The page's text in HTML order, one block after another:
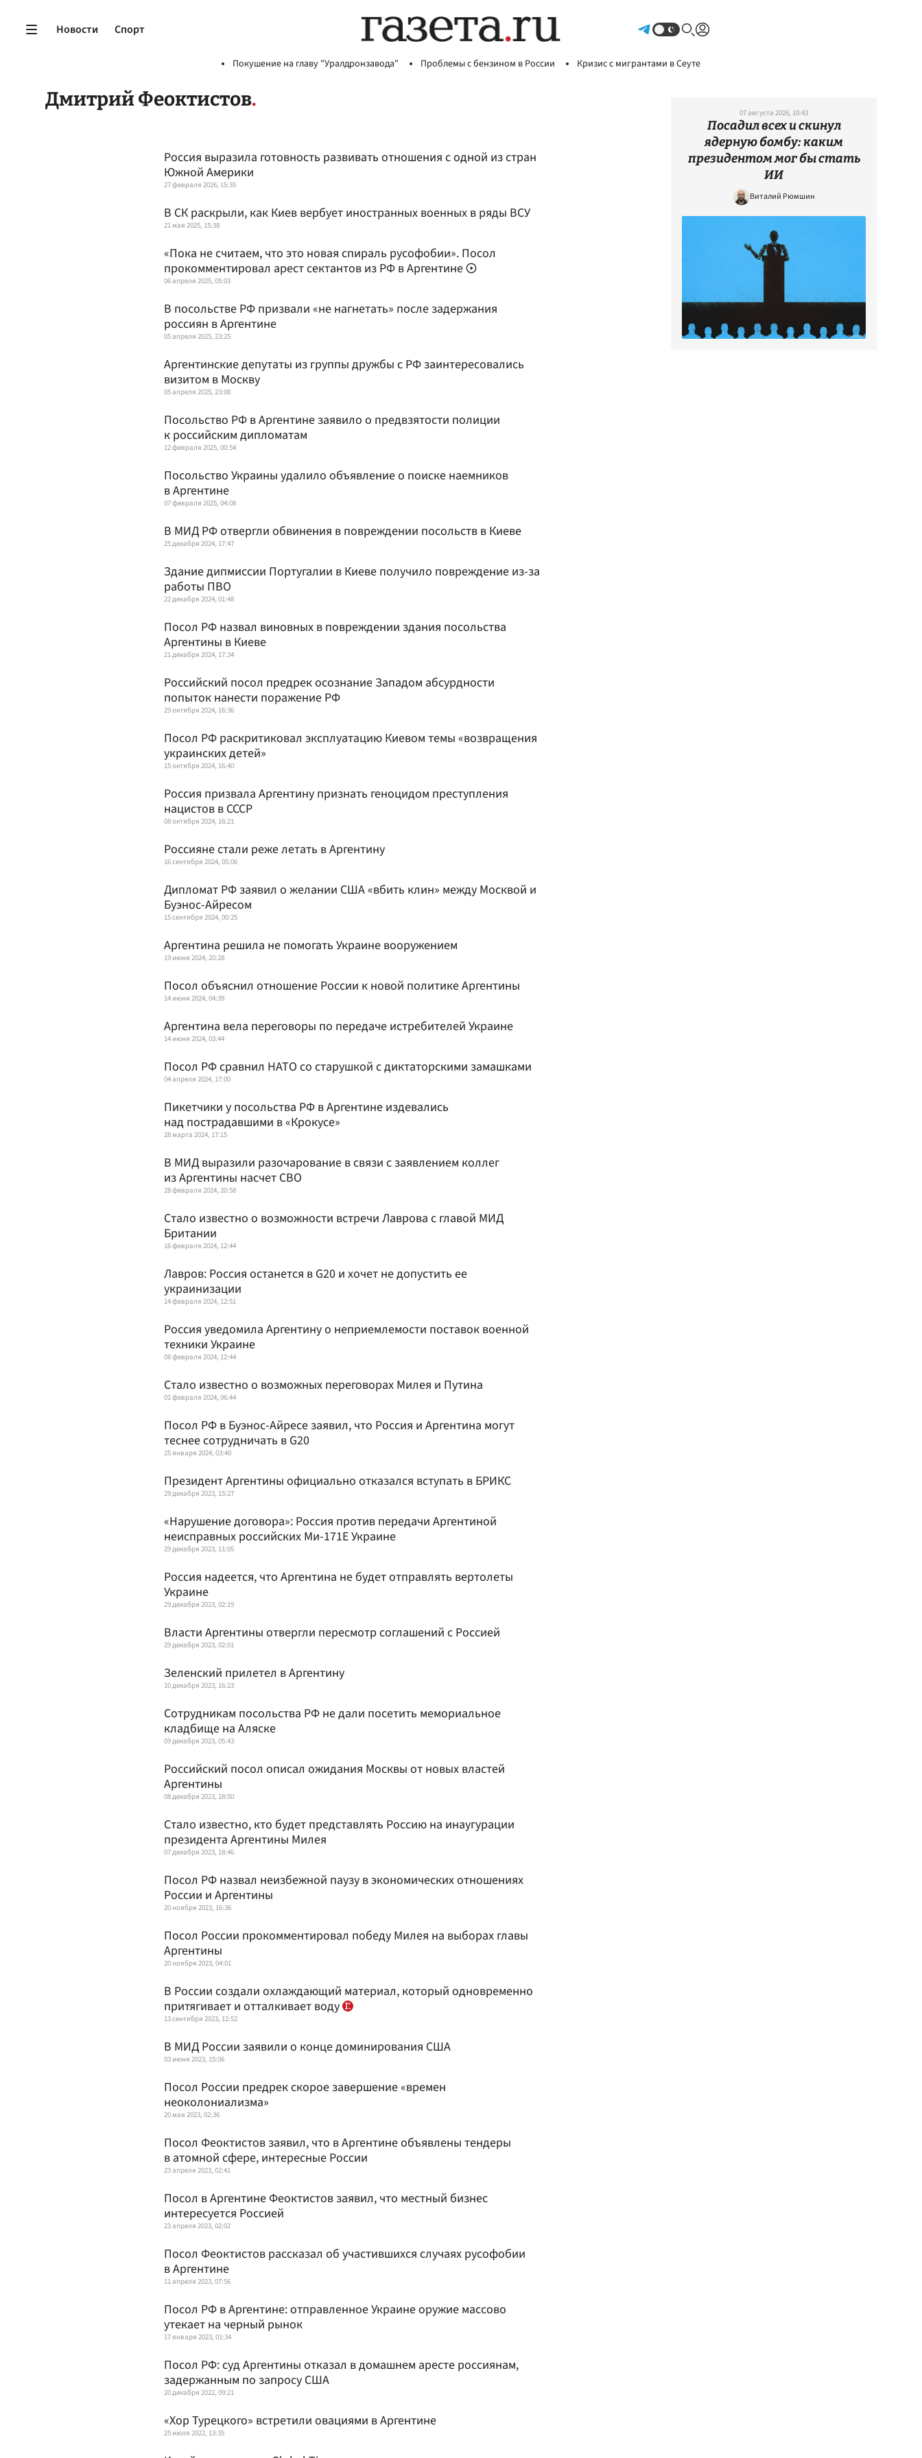
Новости Спорт
Покушение на главу "Уралдронзавода" Проблемы с бензином в России Кризис с мигрантами в Сеуте
Дмитрий Феоктистов
Россия выразила готовность развивать отношения с одной из стран
Южной Америки
27 февраля 2026, 15:35
В СК раскрыли, как Киев вербует иностранных военных в ряды ВСУ
21 мая 2025, 15:38
«Пока не считаем, что это новая спираль русофобии». Посол
прокомментировал арест сектантов из РФ в Аргентине
06 апреля 2025, 05:03
В посольстве РФ призвали «не нагнетать» после задержания
россиян в Аргентине
05 апреля 2025, 23:25
Аргентинские депутаты из группы дружбы с РФ заинтересовались
визитом в Москву
05 апреля 2025, 23:08
Посольство РФ в Аргентине заявило о предвзятости полиции
к российским дипломатам
12 февраля 2025, 00:54
Посольство Украины удалило объявление о поиске наемников
в Аргентине
07 февраля 2025, 04:08
В МИД РФ отвергли обвинения в повреждении посольств в Киеве
25 декабря 2024, 17:47
Здание дипмиссии Португалии в Киеве получило повреждение из-за
работы ПВО
22 декабря 2024, 01:48
Посол РФ назвал виновных в повреждении здания посольства
Аргентины в Киеве
21 декабря 2024, 17:34
Российский посол предрек осознание Западом абсурдности
попыток нанести поражение РФ
29 октября 2024, 16:36
Посол РФ раскритиковал эксплуатацию Киевом темы «возвращения
украинских детей»
15 октября 2024, 16:40
Россия призвала Аргентину признать геноцидом преступления
нацистов в СССР
08 октября 2024, 16:21
Россияне стали реже летать в Аргентину
16 сентября 2024, 05:06
Дипломат РФ заявил о желании США «вбить клин» между Москвой и
Буэнос-Айресом
15 сентября 2024, 00:25
Аргентина решила не помогать Украине вооружением
19 июня 2024, 20:28
Посол объяснил отношение России к новой политике Аргентины
14 июня 2024, 04:39
Аргентина вела переговоры по передаче истребителей Украине
14 июня 2024, 03:44
Посол РФ сравнил НАТО со старушкой с диктаторскими замашками
04 апреля 2024, 17:00
Пикетчики у посольства РФ в Аргентине издевались
над пострадавшими в «Крокусе»
28 марта 2024, 17:15
В МИД выразили разочарование в связи с заявлением коллег
из Аргентины насчет СВО
28 февраля 2024, 20:58
Стало известно о возможности встречи Лаврова с главой МИД
Британии
16 февраля 2024, 12:44
Лавров: Россия останется в G20 и хочет не допустить ее
украинизации
14 февраля 2024, 12:51
Россия уведомила Аргентину о неприемлемости поставок военной
техники Украине
08 февраля 2024, 12:44
Стало известно о возможных переговорах Милея и Путина
01 февраля 2024, 06:44
Посол РФ в Буэнос-Айресе заявил, что Россия и Аргентина могут
теснее сотрудничать в G20
25 января 2024, 03:40
Президент Аргентины официально отказался вступать в БРИКС
29 декабря 2023, 15:27
«Нарушение договора»: Россия против передачи Аргентиной
неисправных российских Ми-171Е Украине
29 декабря 2023, 11:05
Россия надеется, что Аргентина не будет отправлять вертолеты
Украине
29 декабря 2023, 02:19
Власти Аргентины отвергли пересмотр соглашений с Россией
29 декабря 2023, 02:01
Зеленский прилетел в Аргентину
10 декабря 2023, 16:23
Сотрудникам посольства РФ не дали посетить мемориальное
кладбище на Аляске
09 декабря 2023, 05:43
Российский посол описал ожидания Москвы от новых властей
Аргентины
08 декабря 2023, 18:50
Стало известно, кто будет представлять Россию на инаугурации
президента Аргентины Милея
07 декабря 2023, 18:46
Посол РФ назвал неизбежной паузу в экономических отношениях
России и Аргентины
20 ноября 2023, 16:36
Посол России прокомментировал победу Милея на выборах главы
Аргентины
20 ноября 2023, 04:01
В России создали охлаждающий материал, который одновременно
притягивает и отталкивает воду
13 сентября 2023, 12:52
В МИД России заявили о конце доминирования США
03 июня 2023, 15:06
Посол России предрек скорое завершение «времен
неоколониализма»
20 мая 2023, 02:36
Посол Феоктистов заявил, что в Аргентине объявлены тендеры
в атомной сфере, интересные России
23 апреля 2023, 02:41
Посол в Аргентине Феоктистов заявил, что местный бизнес
интересуется Россией
23 апреля 2023, 02:02
Посол Феоктистов рассказал об участившихся случаях русофобии
в Аргентине
11 апреля 2023, 07:56
Посол РФ в Аргентине: отправленное Украине оружие массово
утекает на черный рынок
17 января 2023, 01:34
Посол РФ: суд Аргентины отказал в домашнем аресте россиянам,
задержанным по запросу США
20 декабря 2022, 09:21
«Хор Турецкого» встретили овациями в Аргентине
25 июля 2022, 13:35
07 августа 2026, 10:43
Посадил всех и скинул
ядерную бомбу: каким
президентом мог бы стать
ИИ
Виталий Рюмшин